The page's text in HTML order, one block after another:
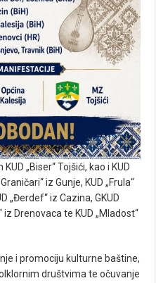
„Biser“ Tojšići, kao i KUD
iz Gunje, KUD „Frula“
„Đerdef“ iz Cazina, GKUD
iz Drenovaca te KUD „Mladost“
i promociju kulturne baštine,
društvima te očuvanje